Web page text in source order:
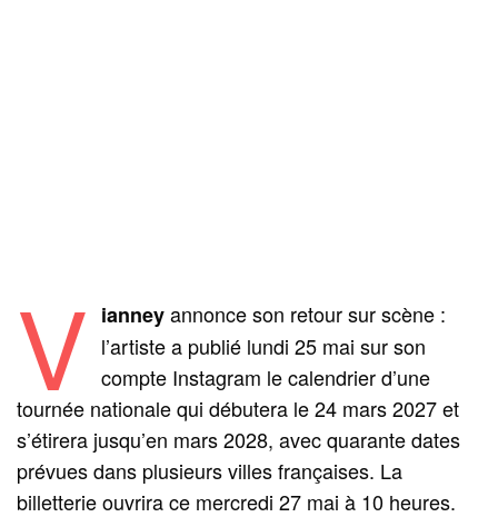
V ianneyannonce son retour sur scène :
l’artiste a publié lundi 25 mai sur son
compte Instagram le calendrier d’une
tournée nationale qui débutera le 24 mars 2027 et
s’étirera jusqu’en mars 2028, avec quarante dates
prévues dans plusieurs villes françaises. La
billetterie ouvrira ce mercredi 27 mai à 10 heures.